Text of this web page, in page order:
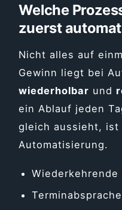
Welche
zuerst
Nicht alles auf
Gewinn liegt bei
wiederholbar und
ein Ablauf jeden
gleich aussieht,
Automatisierung.
Wiederkehrende